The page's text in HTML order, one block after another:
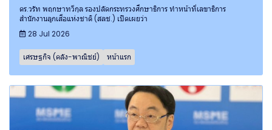
ดร.วรัท พฤกษาทวีกุล รองปลัดกระทรวงศึกษาธิการ ทำหน้าที่เลขาธิการ
สำนักงานลูกเสือแห่งชาติ (สลช.) เปิดเผยว่า
28 Jul 2026
เศรษฐกิจ (คลัง-พาณิชย์) หน้าแรก